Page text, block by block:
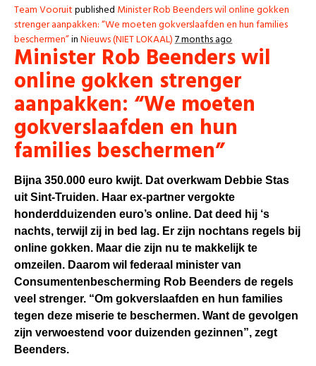
Team Vooruitpublished Minister Rob Beenders wil online gokken
strenger aanpakken: “We moeten gokverslaafden en hun families
beschermen”inNieuws (NIET LOKAAL)7 months ago
Minister Rob Beenders wil
online gokken strenger
aanpakken: “We moeten
gokverslaafden en hun
families beschermen”
Bijna 350.000 euro kwijt. Dat overkwam Debbie Stas
uit Sint-Truiden. Haar ex-partner vergokte
honderdduizenden euro’s online. Dat deed hij ‘s
nachts, terwijl zij in bed lag. Er zijn nochtans regels bij
online gokken. Maar die zijn nu te makkelijk te
omzeilen. Daarom wil federaal minister van
Consumentenbescherming Rob Beenders de regels
veel strenger. “Om gokverslaafden en hun families
tegen deze miserie te beschermen. Want de gevolgen
zijn verwoestend voor duizenden gezinnen”, zegt
Beenders.